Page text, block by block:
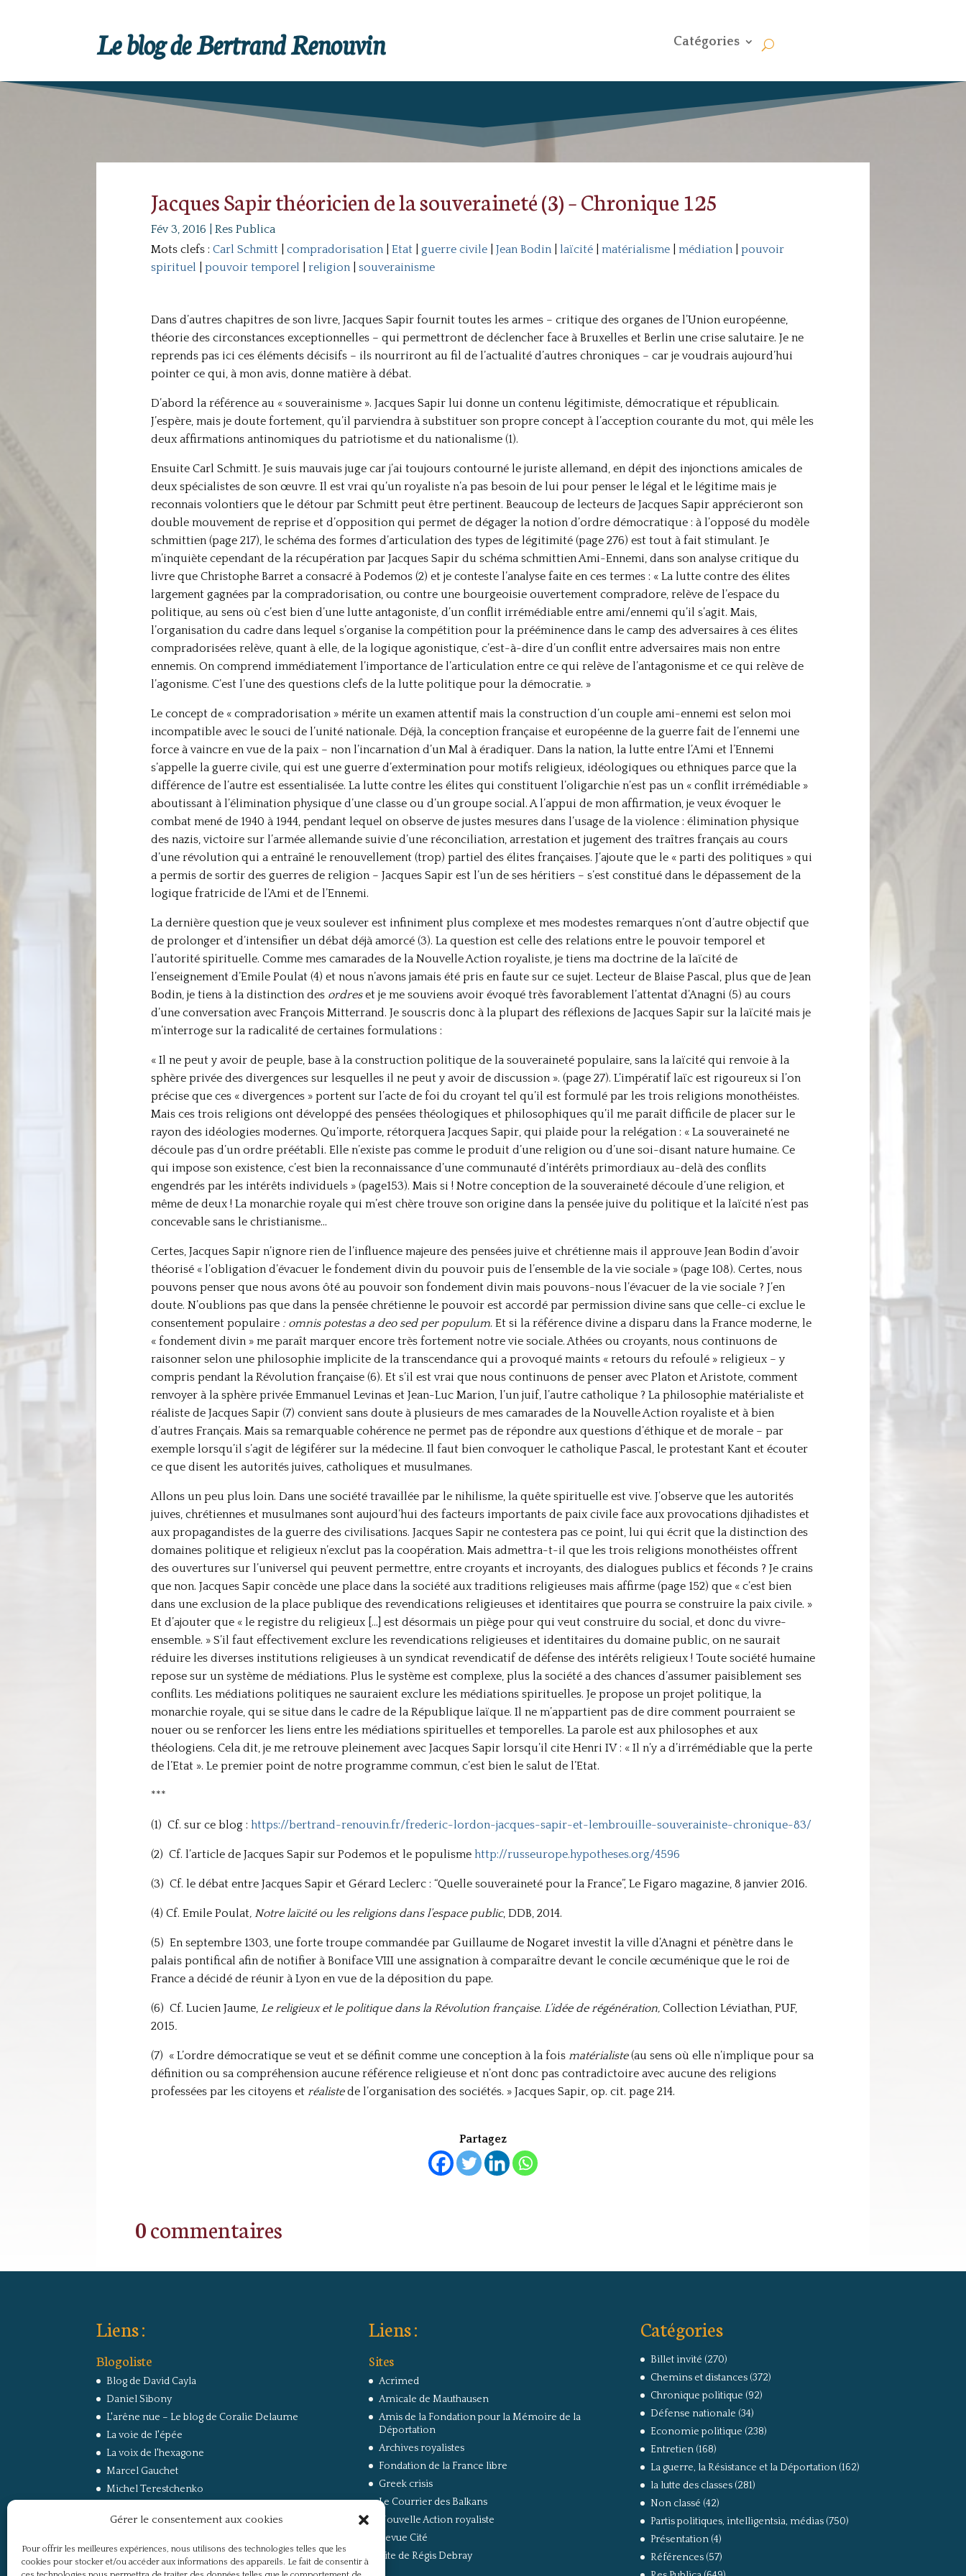
Gérer le consentement aux cookies
Pour offrir les meilleures expériences, nous utilisons des technologies telles que les
cookies pour stocker et/ou accéder aux informations des appareils. Le fait de consentir à
Le blog de Bertrand Renouvin Catégories
Jacques Sapir théoricien de la souveraineté (3) – Chronique 125
Fév 3, 2016
Res Publica
Mots clefs : Carl Schmitt| compradorisation| Etat| guerre civile| Jean Bodin| laïcité| matérialisme| médiation| pouvoir
spirituel
pouvoir temporel religion| souverainisme
Dans d’autres chapitres de son livre, Jacques Sapir fournit toutes les armes – critique des organes de l’Union européenne,
théorie des circonstances exceptionnelles – qui permettront de déclencher face à Bruxelles et Berlin une crise salutaire. Je ne
reprends pas ici ces éléments décisifs – ils nourriront au fil de l’actualité d’autres chroniques – car je voudrais aujourd’hui
pointer ce qui, à mon avis, donne matière à débat.
D’abord la référence au « souverainisme ». Jacques Sapir lui donne un contenu légitimiste, démocratique et républicain.
J’espère, mais je doute fortement, qu’il parviendra à substituer son propre concept à l’acception courante du mot, qui mêle les
deux affirmations antinomiques du patriotisme et du nationalisme (1).
Ensuite Carl Schmitt. Je suis mauvais juge car j’ai toujours contourné le juriste allemand, en dépit des injonctions amicales de
deux spécialistes de son œuvre. Il est vrai qu’un royaliste n’a pas besoin de lui pour penser le légal et le légitime mais je
reconnais volontiers que le détour par Schmitt peut être pertinent. Beaucoup de lecteurs de Jacques Sapir apprécieront son
double mouvement de reprise et d’opposition qui permet de dégager la notion d’ordre démocratique : à l’opposé du modèle
schmittien (page 217), le schéma des formes d’articulation des types de légitimité (page 276) est tout à fait stimulant. Je
m’inquiète cependant de la récupération par Jacques Sapir du schéma schmittien Ami-Ennemi, dans son analyse critique du
livre que Christophe Barret a consacré à Podemos (2) et je conteste l’analyse faite en ces termes : « La lutte contre des élites
largement gagnées par la compradorisation, ou contre une bourgeoisie ouvertement compradore, relève de l’espace du
politique, au sens où c’est bien d’une lutte antagoniste, d’un conflit irrémédiable entre ami/ennemi qu’il s’agit. Mais,
l’organisation du cadre dans lequel s’organise la compétition pour la prééminence dans le camp des adversaires à ces élites
compradorisées relève, quant à elle, de la logique agonistique, c’est-à-dire d’un conflit entre adversaires mais non entre
ennemis. On comprend immédiatement l’importance de l’articulation entre ce qui relève de l’antagonisme et ce qui relève de
l’agonisme. C’est l’une des questions clefs de la lutte politique pour la démocratie. »
Le concept de « compradorisation » mérite un examen attentif mais la construction d’un couple ami-ennemi est selon moi
incompatible avec le souci de l’unité nationale. Déjà, la conception française et européenne de la guerre fait de l’ennemi une
force à vaincre en vue de la paix – non l’incarnation d’un Mal à éradiquer. Dans la nation, la lutte entre l’Ami et l’Ennemi
s’appelle la guerre civile, qui est une guerre d’extermination pour motifs religieux, idéologiques ou ethniques parce que la
différence de l’autre est essentialisée. La lutte contre les élites qui constituent l’oligarchie n’est pas un « conflit irrémédiable »
aboutissant à l’élimination physique d’une classe ou d’un groupe social. A l’appui de mon affirmation, je veux évoquer le
combat mené de 1940 à 1944, pendant lequel on observe de justes mesures dans l’usage de la violence : élimination physique
des nazis, victoire sur l’armée allemande suivie d’une réconciliation, arrestation et jugement des traîtres français au cours
d’une révolution qui a entraîné le renouvellement (trop) partiel des élites françaises. J’ajoute que le « parti des politiques » qui
a permis de sortir des guerres de religion – Jacques Sapir est l’un de ses héritiers – s’est constitué dans le dépassement de la
logique fratricide de l’Ami et de l’Ennemi.
La dernière question que je veux soulever est infiniment plus complexe et mes modestes remarques n’ont d’autre objectif que
de prolonger et d’intensifier un débat déjà amorcé (3). La question est celle des relations entre le pouvoir temporel et
l’autorité spirituelle. Comme mes camarades de la Nouvelle Action royaliste, je tiens ma doctrine de la laïcité de
l’enseignement d’Emile Poulat (4) et nous n’avons jamais été pris en faute sur ce sujet. Lecteur de Blaise Pascal, plus que de Jean
Bodin, je tiens à la distinction des ordreset je me souviens avoir évoqué très favorablement l’attentat d’Anagni (5) au cours
d’une conversation avec François Mitterrand. Je souscris donc à la plupart des réflexions de Jacques Sapir sur la laïcité mais je
m’interroge sur la radicalité de certaines formulations :
« Il ne peut y avoir de peuple, base à la construction politique de la souveraineté populaire, sans la laïcité qui renvoie à la
sphère privée des divergences sur lesquelles il ne peut y avoir de discussion ». (page 27). L’impératif laïc est rigoureux si l’on
précise que ces « divergences » portent sur l’acte de foi du croyant tel qu’il est formulé par les trois religions monothéistes.
Mais ces trois religions ont développé des pensées théologiques et philosophiques qu’il me paraît difficile de placer sur le
rayon des idéologies modernes. Qu’importe, rétorquera Jacques Sapir, qui plaide pour la relégation : « La souveraineté ne
découle pas d’un ordre préétabli. Elle n’existe pas comme le produit d’une religion ou d’une soi-disant nature humaine. Ce
qui impose son existence, c’est bien la reconnaissance d’une communauté d’intérêts primordiaux au-delà des conflits
engendrés par les intérêts individuels » (page153). Mais si ! Notre conception de la souveraineté découle d’une religion, et
même de deux ! La monarchie royale qui m’est chère trouve son origine dans la pensée juive du politique et la laïcité n’est pas
concevable sans le christianisme…
Certes, Jacques Sapir n’ignore rien de l’influence majeure des pensées juive et chrétienne mais il approuve Jean Bodin d’avoir
théorisé « l’obligation d’évacuer le fondement divin du pouvoir puis de l’ensemble de la vie sociale » (page 108). Certes, nous
pouvons penser que nous avons ôté au pouvoir son fondement divin mais pouvons-nous l’évacuer de la vie sociale ? J’en
doute. N’oublions pas que dans la pensée chrétienne le pouvoir est accordé par permission divine sans que celle-ci exclue le
consentement populaire : omnis potestas a deo sed per populum. Et si la référence divine a disparu dans la France moderne, le
« fondement divin » me paraît marquer encore très fortement notre vie sociale. Athées ou croyants, nous continuons de
raisonner selon une philosophie implicite de la transcendance qui a provoqué maints « retours du refoulé » religieux – y
compris pendant la Révolution française (6). Et s’il est vrai que nous continuons de penser avec Platon et Aristote, comment
renvoyer à la sphère privée Emmanuel Levinas et Jean-Luc Marion, l’un juif, l’autre catholique ? La philosophie matérialiste et
réaliste de Jacques Sapir (7) convient sans doute à plusieurs de mes camarades de la Nouvelle Action royaliste et à bien
d’autres Français. Mais sa remarquable cohérence ne permet pas de répondre aux questions d’éthique et de morale – par
exemple lorsqu’il s’agit de légiférer sur la médecine. Il faut bien convoquer le catholique Pascal, le protestant Kant et écouter
ce que disent les autorités juives, catholiques et musulmanes.
Allons un peu plus loin. Dans une société travaillée par le nihilisme, la quête spirituelle est vive. J’observe que les autorités
juives, chrétiennes et musulmanes sont aujourd’hui des facteurs importants de paix civile face aux provocations djihadistes et
aux propagandistes de la guerre des civilisations. Jacques Sapir ne contestera pas ce point, lui qui écrit que la distinction des
domaines politique et religieux n’exclut pas la coopération. Mais admettra-t-il que les trois religions monothéistes offrent
des ouvertures sur l’universel qui peuvent permettre, entre croyants et incroyants, des dialogues publics et féconds ? Je crains
que non. Jacques Sapir concède une place dans la société aux traditions religieuses mais affirme (page 152) que « c’est bien
dans une exclusion de la place publique des revendications religieuses et identitaires que pourra se construire la paix civile. »
Et d’ajouter que « le registre du religieux […] est désormais un piège pour qui veut construire du social, et donc du vivre-
ensemble. » S’il faut effectivement exclure les revendications religieuses et identitaires du domaine public, on ne saurait
réduire les diverses institutions religieuses à un syndicat revendicatif de défense des intérêts religieux ! Toute société humaine
repose sur un système de médiations. Plus le système est complexe, plus la société a des chances d’assumer paisiblement ses
conflits. Les médiations politiques ne sauraient exclure les médiations spirituelles. Je propose un projet politique, la
monarchie royale, qui se situe dans le cadre de la République laïque. Il ne m’appartient pas de dire comment pourraient se
nouer ou se renforcer les liens entre les médiations spirituelles et temporelles. La parole est aux philosophes et aux
théologiens. Cela dit, je me retrouve pleinement avec Jacques Sapir lorsqu’il cite Henri IV : « Il n’y a d’irrémédiable que la perte
de l’Etat ». Le premier point de notre programme commun, c’est bien le salut de l’Etat.
***
(1) Cf. sur ce blog : https://bertrand-renouvin.fr/frederic-lordon-jacques-sapir-et-lembrouille-souverainiste-chronique-83/
(2) Cf. l’article de Jacques Sapir sur Podemos et le populisme http://russeurope.hypotheses.org/4596
(3) Cf. le débat entre Jacques Sapir et Gérard Leclerc : “Quelle souveraineté pour la France”, Le Figaro magazine, 8 janvier 2016.
(4) Cf. Emile Poulat, Notre laïcité ou les religions dans l’espace public, DDB, 2014.
(5) En septembre 1303, une forte troupe commandée par Guillaume de Nogaret investit la ville d’Anagni et pénètre dans le
palais pontifical afin de notifier à Boniface VIII une assignation à comparaître devant le concile œcuménique que le roi de
France a décidé de réunir à Lyon en vue de la déposition du pape.
(6) Cf. Lucien Jaume, Le religieux et le politique dans la Révolution française. L’idée de régénération,Collection Léviathan, PUF,
2015.
(7) « L’ordre démocratique se veut et se définit comme une conception à la fois matérialiste(au sens où elle n’implique pour sa
définition ou sa compréhension aucune référence religieuse et n’ont donc pas contradictoire avec aucune des religions
professées par les citoyens et réalistede l’organisation des sociétés. » Jacques Sapir, op. cit. page 214.
Partagez
0 commentaires
Liens :
Blogoliste
Blog de David Cayla
Daniel Sibony
L'arêne nue – Le blog de Coralie Delaume
La voie de l'épée
La voix de l'hexagone
Marcel Gauchet
Michel Terestchenko
RussEurope – Le Carnet de Jacques Sapir sur la
Secret Défense
Liens :
Sites
Acrimed
Amicale de Mauthausen
Amis de la Fondation pour la Mémoire de la
Déportation
Archives royalistes
Fondation de la France libre
Greek crisis
Le Courrier des Balkans
Nouvelle Action royaliste
Revue Cité
Site de Régis Debray
Catégories
Billet invité (270)
Chemins et distances(372)
Chronique politique (92)
Défense nationale (34)
Economie politique (238)
Entretien(168)
La guerre, la Résistance et la Déportation(162)
la lutte des classes(281)
Non classé (42)
Partis politiques, intelligentsia, médias(750)
Présentation(4)
Références(57)